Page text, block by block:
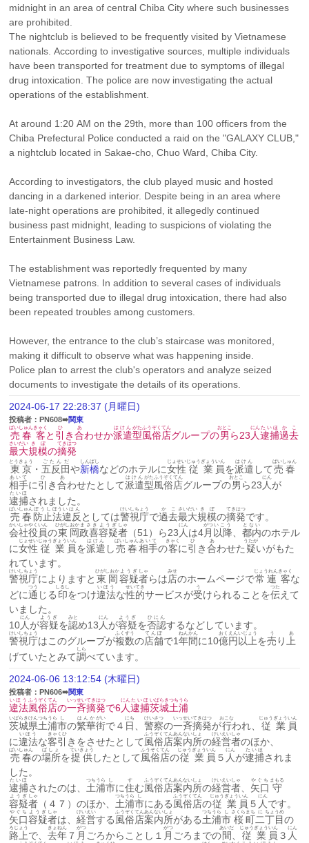
midnight in an area of central Chiba City where such businesses
are prohibited.
The nightclub is believed to be frequently visited by Vietnamese
nationals. According to investigative sources, multiple individuals
have been transported for treatment due to symptoms of illegal
drug intoxication. The police are now investigating the actual
operations of the establishment.
At around 1:20 AM on the 29th, more than 100 officers from the
Chiba Prefectural Police conducted a raid on the "GALAXY CLUB,"
a nightclub located in Sakae-cho, Chuo Ward, Chiba City.
According to investigators, the club played music and hosted
dancing in a darkened interior. Despite being in an area where
late-night operations are prohibited, it allegedly continued
business past midnight, leading to suspicions of violating the
Entertainment Business Law.
The establishment was reportedly frequented by many
Vietnamese patrons. In addition to several cases of individuals
being transported due to illegal drug intoxication, there had also
been repeated troubles among customers.
However, the entrance to the club’s staircase was monitored,
making it difficult to observe what was happening inside.
Police plan to arrest the club's operators and analyze seized
documents to investigate the details of its operations.
2024-06-17 22:28:37 (月曜日)
投稿者：PN608➠関東
売春
ばいしゅん
客
きゃく
と 引
ひ
き合
あ
わせか派遣
はけん
型
がた
風俗
ふうぞく
店
てん
グループの男
おとこ
ら23 人
にん
逮捕
たいほ
過去
かこ
最大
さいだい
規模
きぼ
の摘発
てきはつ
東京
とうきょう
・ 五反田
ごたんだ
や新橋
しんばし
などのホテルに女性
じょせい
従業
じゅうぎょう
員
いん
を派遣
はけん
して売春
ばいしゅん
相手
あいて
に引
ひ
き合
あ
わせたとして派遣
はけん
型
がた
風俗
ふうぞく
店
てん
グループの男
おとこ
ら23 人
にん
が
逮捕
たいほ
されました。
売春
ばいしゅん
防止
ぼうし
法
ほう
違反
いはん
としては警視庁
けいしちょう
で過去
かこ
最大
さいだい
規模
きぼ
の摘発
てきはつ
です。
会社
かいしゃ
役員
やくいん
の東
ひがし
岡
おか
政喜
まさき
容疑
ようぎ
者
しゃ
（51）ら23 人
にん
は4月
がつ
以降
いこう
都内
とない
のホテル
に女性
じょせい
従業
じゅうぎょう
員
いん
を派遣
はけん
し売春
ばいしゅん
相手
あいて
の客
きゃく
に引
ひ
き合
あ
わせた 疑
うたが
いがもた
れています。
警視庁
けいしちょう
によりますと 東岡
ひがしおか
容疑
ようぎ
者
しゃ
らは店
みせ
のホームページで常連
じょうれん
客
きゃく
な
どに通
つう
じる 印
しるし
をつけ違法
いほう
な性的
せいてき
サービスが受
う
けられることを伝
つた
えて
いました。
10人
にん
が容疑
ようぎ
を認
みと
め13 人
にん
が容疑
ようぎ
を否認
ひにん
するなどしています。
警視庁
けいしちょう
はこのグループが複数
ふくすう
の店舗
てんぽ
で1年間
ねんかん
に10億
おく
円
えん
以上
いじょう
を売
う
り 上
あ
げていたとみて調
しら
べています。
2024-06-06 13:12:54 (木曜日)
投稿者：PN606➠関東
違法
いほう
風俗
ふうぞく
店
てん
の一斉
いっせい
摘発
てきはつ
で6人
にん
逮捕
たいほ
茨城
いばらき
土浦
つちうら
茨城
いばらき
県
けん
土浦
つちうら
市
し
の繁華
はんか
街
がい
で４ 日
にち
警察
けいさつ
の一斉
いっせい
摘発
てきはつ
が行
おこな
われ、 従業
じゅうぎょう
員
いん
に違法
いほう
な客引
きゃくひ
きをさせたとして 風俗
ふうぞく
店
てん
案内
あんない
所
しょ
の経営
けいえい
者
しゃ
のほか、
売春
ばいしゅん
の場所
ばしょ
を提供
ていきょう
したとして 風俗
ふうぞく
店
てん
の従業
じゅうぎょう
員
いん
５ 人
にん
が逮捕
たいほ
されま
した。
逮捕
たいほ
されたのは、 土浦
つちうら
市
し
に住
す
む 風俗
ふうぞく
店
てん
案内
あんない
所
しょ
の経営
けいえい
者
しゃ
矢口
やぐち
守
まもる
容疑
ようぎ
者
しゃ
（４７）のほか、 土浦
つちうら
市
し
にある 風俗
ふうぞく
店
てん
の従業
じゅうぎょう
員
いん
５ 人
にん
です。
矢口
やぐち
容疑
ようぎ
者
しゃ
は、 経営
けいえい
する 風俗
ふうぞく
店
てん
案内
あんない
所
しょ
がある土浦
つちうら
市
し
桜
さくら
町
まち
二
に
丁目
ちょうめ
の
路上
ろじょう
で、 去年
きょねん
７ 月
がつ
ごろからことし１ 月
がつ
ごろまでの間
あいだ
従業
じゅうぎょう
員
いん
３ 人
にん